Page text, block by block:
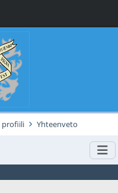
profiili Yhteenveto